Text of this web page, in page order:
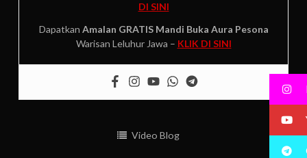
DI SINI
Dapatkan Amalan GRATIS Mandi Buka Aura Pesona
Warisan Leluhur Jawa – KLIK DI SINI
Video Blog